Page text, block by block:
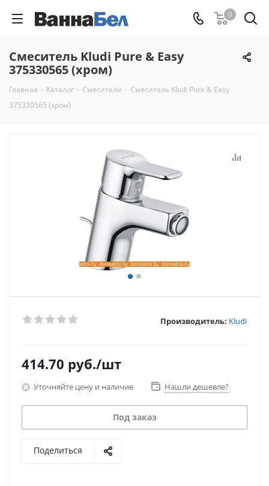
0
Смеситель Kludi Pure & Easy
375330565 (хром)
Главная - Каталог - Смесители - Смеситель Kludi Pure & Easy
375330565 (хром)
Производитель: Kludi
414.70 руб./шт
Уточняйте цену и наличие Нашли дешевле?
Под заказ
Поделиться